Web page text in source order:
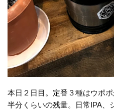
本日２日目。定番３種はウポ
半分くらいの残量。日常IPA、